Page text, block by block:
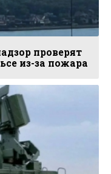
проверят
из-за пожара